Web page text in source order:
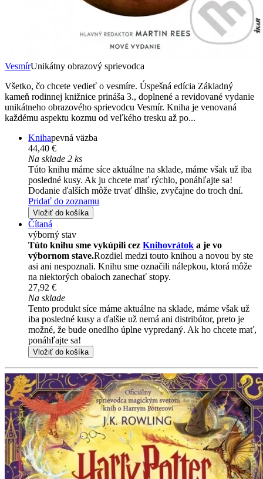
VesmírUnikátny obrazový sprievodca
Všetko, čo chcete vedieť o vesmíre. Úspešná edícia Základný
kameň rodinnej knižnice prináša 3., doplnené a revidované vydanie
unikátneho obrazového sprievodcu Vesmír. Kniha je venovaná
každému aspektu kozmu od veľkého tresku až po...
Knihapevná väzba
44,40 €
Na sklade 2 ks
Túto knihu máme síce aktuálne na sklade, máme však už iba
posledné kusy. Ak ju chcete mať rýchlo, ponáhľajte sa!
Dodanie ďalších môže trvať dlhšie, zvyčajne do troch dní.
Pridať do zoznamu
Vložiť do košíka
Čítaná
výborný stav
Túto knihu sme vykúpili cez Knihovrátok a je vo
výbornom stave.Rozdiel medzi touto knihou a novou by ste
asi ani nespoznali. Knihu sme označili nálepkou, ktorá môže
na niektorých obaloch zanechať stopy.
27,92 €
Na sklade
Tento produkt síce máme aktuálne na sklade, máme však už
iba posledné kusy a ďalšie už nemá ani distribútor, preto je
možné, že bude onedlho úplne vypredaný. Ak ho chcete mať,
ponáhľajte sa!
Vložiť do košíka